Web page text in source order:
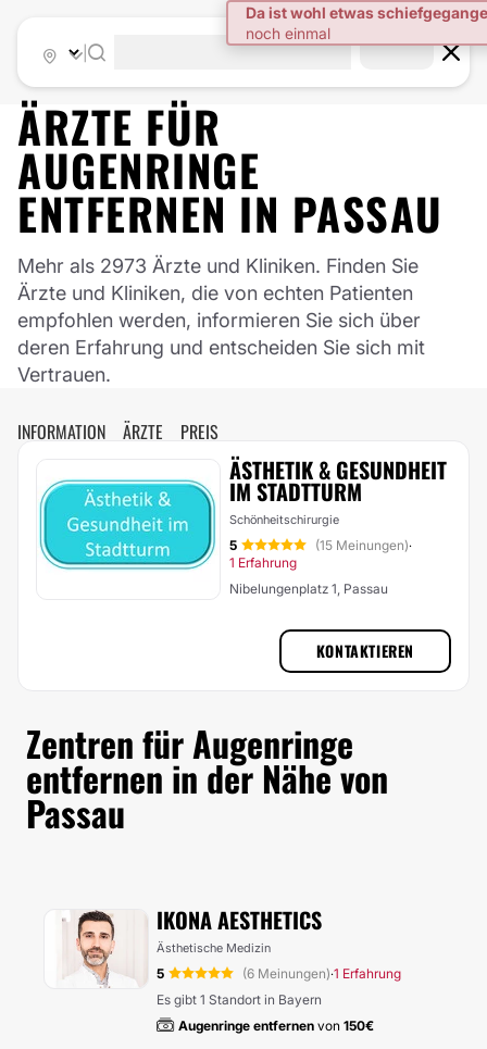
ÄRZTE FÜR
AUGENRINGE
ENTFERNEN IN PASSAU
Mehr als 2973 Ärzte und Kliniken. Finden Sie
Ärzte und Kliniken, die von echten Patienten
empfohlen werden, informieren Sie sich über
deren Erfahrung und entscheiden Sie sich mit
Vertrauen.
INFORMATION ÄRZTE PREIS
ÄSTHETIK & GESUNDHEIT
IM STADTTURM
Schönheitschirurgie
5 (15 Meinungen)·
1 Erfahrung
Nibelungenplatz 1, Passau
KONTAKTIEREN
Zentren für Augenringe
entfernen in der Nähe von
Passau
IKONA AESTHETICS
Ästhetische Medizin
5 (6 Meinungen)·1 Erfahrung
Es gibt 1 Standort in Bayern
Augenringe entfernen von 150€